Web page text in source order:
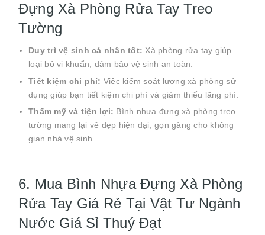
Đựng Xà Phòng Rửa Tay Treo
Tường
Duy trì vệ sinh cá nhân tốt: Xà phòng rửa tay giúp
loại bỏ vi khuẩn, đảm bảo vệ sinh an toàn.
Tiết kiệm chi phí: Việc kiểm soát lượng xà phòng sử
dụng giúp bạn tiết kiệm chi phí và giảm thiểu lãng phí.
Thẩm mỹ và tiện lợi: Bình nhựa đựng xà phòng treo
tường mang lại vẻ đẹp hiện đại, gọn gàng cho không
gian nhà vệ sinh.
6. Mua Bình Nhựa Đựng Xà Phòng
Rửa Tay Giá Rẻ Tại Vật Tư Ngành
Nước Giá Sỉ Thuý Đạt